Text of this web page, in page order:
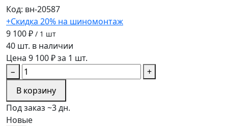
Код: вн-20587
+Скидка 20% на шиномонтаж
9 100 ₽ / 1 шт
40 шт. в наличии
Цена 9 100 ₽ за 1 шт.
−
+
В корзину
Под заказ ~3 дн.
Новые